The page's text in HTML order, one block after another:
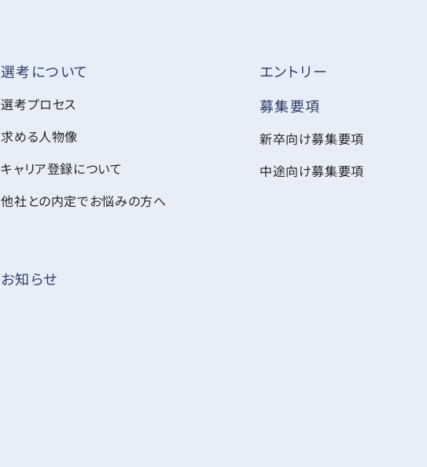
選考について
選考プロセス
求める人物像
キャリア登録について
他社との内定でお悩みの方へ
お知らせ
エントリー
募集要項
新卒向け募集要項
中途向け募集要項